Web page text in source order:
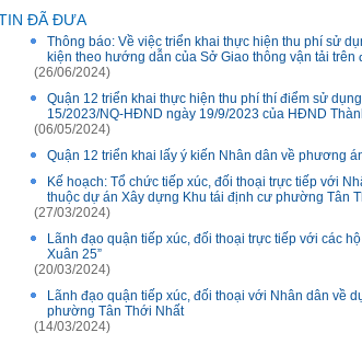
ĐÃ ĐƯA
Thông báo: Về việc triển khai thực hiện thu phí sử
kiện theo hướng dẫn của Sở Giao thông vận tải trên
(26/06/2024)
Quận 12 triển khai thực hiện thu phí thí điểm sử
15/2023/NQ-HĐND ngày 19/9/2023 của HĐND
(06/05/2024)
Quận 12 triển khai lấy ý kiến Nhân dân về phương
Kế hoạch: Tổ chức tiếp xúc, đối thoại trực tiếp với
thuộc dự án Xây dựng Khu tái định cư phường Tân
(27/03/2024)
Lãnh đạo quận tiếp xúc, đối thoại trực tiếp với các
Xuân 25”
(20/03/2024)
Lãnh đạo quận tiếp xúc, đối thoại với Nhân dân về
phường Tân Thới Nhất
(14/03/2024)